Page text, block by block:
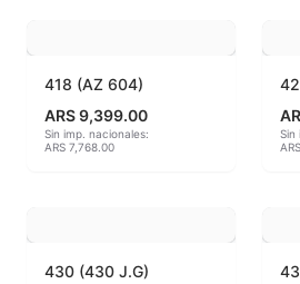
Materias primas
MAYCO CLEAR GLAZES
418 (AZ 604)
ARS 9,399.00
Sin imp. nacionales:
ARS 7,768.00
Sin
430 (430 J.G)